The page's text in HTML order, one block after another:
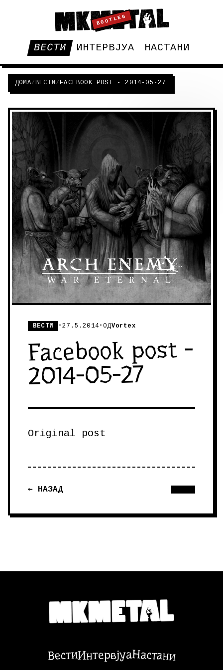
BOOTLEG
ВЕСТИ ИНТЕРВЈУА НАСТАНИ
ДОМА/ВЕСТИ /FACEBOOK POST - 2014-05-27
ВЕСТИ •27.5.2014 •ОДVortex
Facebook post -
2014-05-27
Original post
← НАЗАД
ВестиИнтервјуаНастани